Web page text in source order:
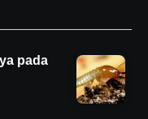
pada